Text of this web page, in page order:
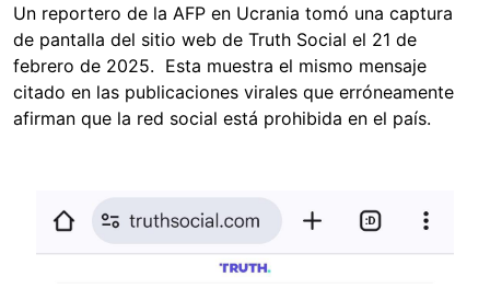
Un reportero de la AFP en Ucrania tomó una captura
de pantalla del sitio web de Truth Social el 21 de
febrero de 2025. Esta muestra el mismo mensaje
citado en las publicaciones virales que erróneamente
afirman que la red social está prohibida en el país.